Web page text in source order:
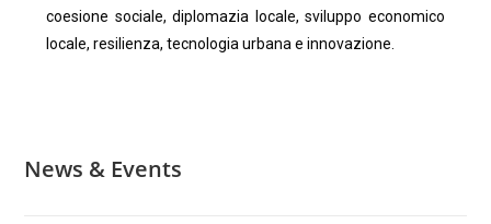
coesione sociale, diplomazia locale, sviluppo economico
locale, resilienza, tecnologia urbana e innovazione.​
News & Events